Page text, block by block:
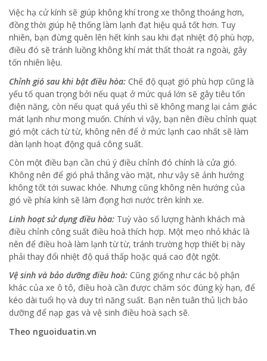
Việc hạ cử kính sẽ giúp không khí trong xe thông thoáng hơn,
đồng thời giúp hệ thống làm lạnh đạt hiệu quả tốt hơn. Tuy
nhiên, bạn đừng quên lên hết kính sau khi đạt nhiệt độ phù hợp,
điều đó sẽ tránh luồng không khí mát thất thoát ra ngoài, gây
tốn nhiên liệu.
Chỉnh gió sau khi bật điều hòa: Chế độ quạt gió phù hợp cũng là
yếu tố quan trọng bởi nếu quạt ở mức quá lớn sẽ gây tiêu tốn
điện năng, còn nếu quạt quá yếu thì sẽ không mang lại cảm giác
mát lạnh như mong muốn. Chính vì vậy, bạn nên điều chỉnh quạt
gió một cách từ từ, không nên để ở mức lạnh cao nhất sẽ làm
dàn lạnh hoạt động quá công suất.
Còn một điều bạn cần chú ý điều chỉnh đó chính là cửa gió.
Không nên để gió phả thẳng vào mặt, như vậy sẽ ảnh hưởng
không tốt tới suwac khỏe. Nhưng cũng không nên hướng của
gió về phía kính sẽ làm đọng hơi nước trên kính xe.
Linh hoạt sử dụng điều hòa: Tuỳ vào số lượng hành khách mà
điều chỉnh công suất điều hoà thích hợp. Một mẹo nhỏ khác là
nên để điều hoà làm lạnh từ từ, tránh trường hợp thiết bị này
phải thay đổi nhiệt độ quá thấp hoặc quá cao đột ngột.
Vệ sinh và bảo dưỡng điều hoà: Cũng giống như các bộ phận
khác của xe ô tô, điều hoà cần được chăm sóc đúng kỳ hạn, để
kéo dài tuổi họ và duy trì năng suất. Bạn nên tuân thủ lịch bảo
dưỡng để nạp gas và vệ sinh điều hoà sạch sẽ.
Theo nguoiduatin.vn